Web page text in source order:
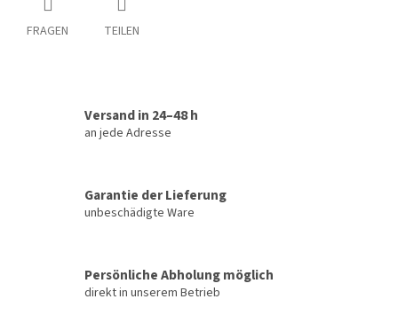
FRAGEN TEILEN
Versand in 24–48 h
an jede Adresse
Garantie der Lieferung
unbeschädigte Ware
Persönliche Abholung möglich
direkt in unserem Betrieb